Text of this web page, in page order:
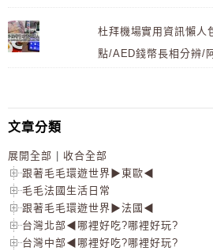
杜拜機場實用資訊懶人
點/AED錢幣長相分辨/
文章分類
展開全部 | 收合全部
跟著毛毛環遊世界▶東歐◀
毛毛法國生活日常
跟著毛毛環遊世界▶法國◀
台灣北部◀哪裡好吃?哪裡好玩?
台灣中部◀哪裡好吃?哪裡好玩?